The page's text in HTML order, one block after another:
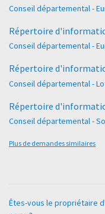
Conseil départemental -
Répertoire
Conseil départemental -
Répertoire
Conseil départemental -
Répertoire
Conseil départemental -
Plus de demandes similaires
Êtes-vous le propriétaire